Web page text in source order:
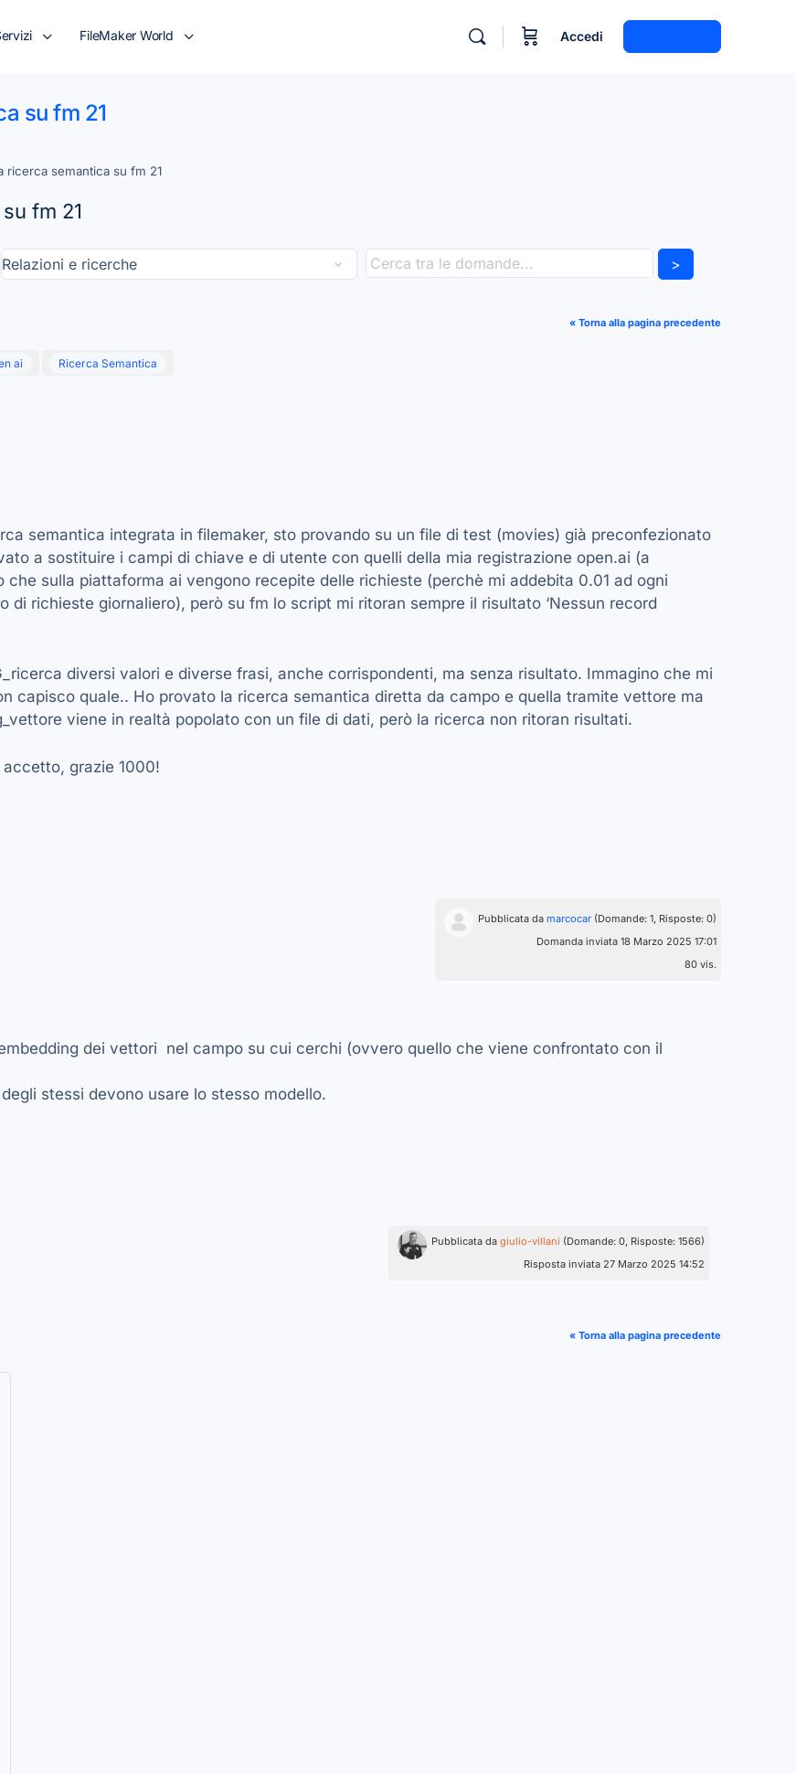
FileMaker World Accedi
su fm 21
ricerca semantica su fm 21
fm 21
>
« Torna alla pagina precedente
ai Ricerca Semantica
semantica integrata in filemaker, sto provando su un file di test (movies) già preconfezionato
a sostituire i campi di chiave e di utente con quelli della mia registrazione open.ai (a
sulla piattaforma ai vengono recepite delle richieste (perchè mi addebita 0.01 ad ogni
di richieste giornaliero), però su fm lo script mi ritoran sempre il risultato ‘Nessun record
diversi valori e diverse frasi, anche corrispondenti, ma senza risultato. Immagino che mi
capisco quale.. Ho provato la ricerca semantica diretta da campo e quella tramite vettore ma
viene in realtà popolato con un file di dati, però la ricerca non ritoran risultati.
grazie 1000!
Pubblicata da marcocar (Domande: 1, Risposte: 0)
Domanda inviata 18 Marzo 2025 17:01
80 vis.
dei vettori nel campo su cui cerchi (ovvero quello che viene confrontato con il
stessi devono usare lo stesso modello.
Pubblicata da giulio-villani (Domande: 0, Risposte: 1566)
Risposta inviata 27 Marzo 2025 14:52
« Torna alla pagina precedente